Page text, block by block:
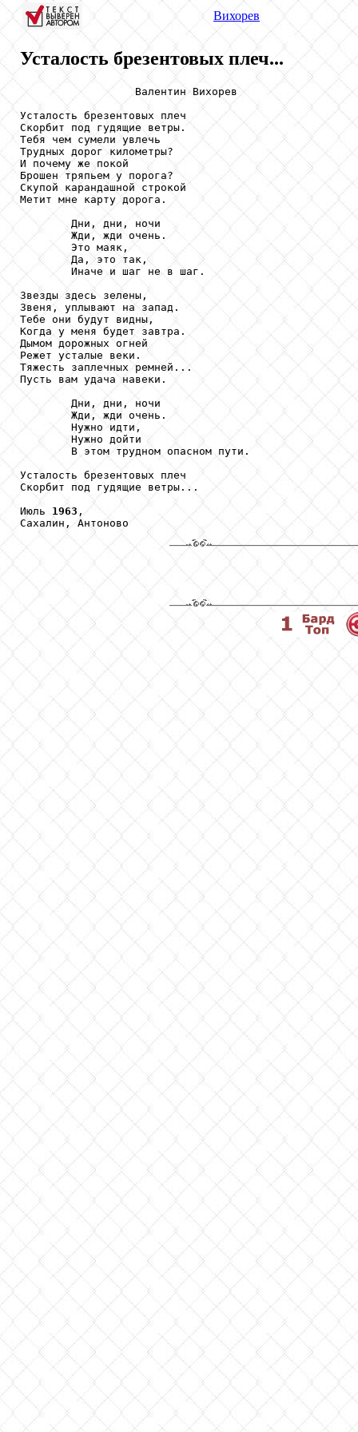
Вихорев
Усталость брезентовых плеч...
                  Валентин Вихорев
Усталость брезентовых плеч
Скорбит под гудящие ветры.
Тебя чем сумели увлечь
Трудных дорог километры?
И почему же покой
Брошен тряпьем у порога?
Скупой карандашной строкой
Метит мне карту дорога.
        Дни, дни, ночи
        Жди, жди очень.
        Это маяк,
        Да, это так,
        Иначе и шаг не в шаг.
Звезды здесь зелены,
Звеня, уплывают на запад.
Тебе они будут видны,
Когда у меня будет завтра.
Дымом дорожных огней
Режет усталые веки.
Тяжесть заплечных ремней...
Пусть вам удача навеки.
        Дни, дни, ночи
        Жди, жди очень.
        Нужно идти,
        Нужно дойти
        В этом трудном опасном пути.
Усталость брезентовых плеч
Скорбит под гудящие ветры...
Июль 1963 ,
Сахалин, Антоново